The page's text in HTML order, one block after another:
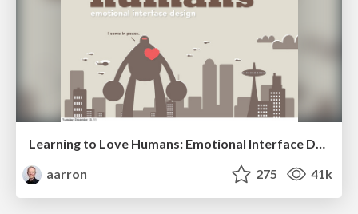
Learning to Love Humans: Emotional Interface Design
aarron
275 41k